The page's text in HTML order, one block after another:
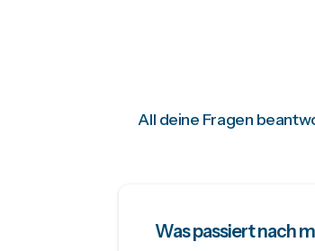
All deine Fragen
Was passiert nach